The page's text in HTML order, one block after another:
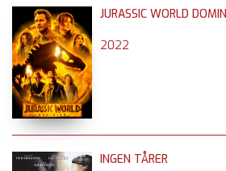
JURASSIC WORLD
2022
INGEN TÅRER